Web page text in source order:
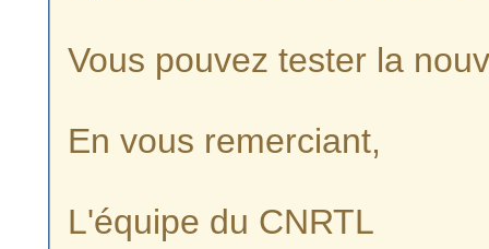
Vous pouvez tester la
En vous remerciant,
L'équipe du CNRTL